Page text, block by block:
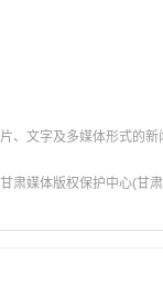
、文字及多媒体形式的
肃媒体版权保护中心(甘